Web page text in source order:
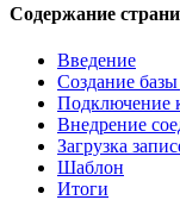
Содержание
Введение
Создание
Подключение
Внедрение
Загрузка
Шаблон
Итоги